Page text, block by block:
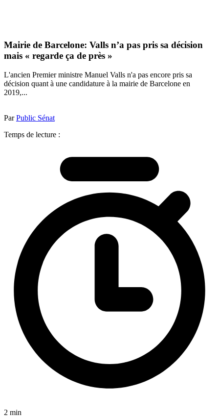
Mairie de Barcelone: Valls n’a pas pris sa décision
mais « regarde ça de près »
L'ancien Premier ministre Manuel Valls n'a pas encore pris sa
décision quant à une candidature à la mairie de Barcelone en
2019,...
ParPublic Sénat
Temps de lecture :
2 min